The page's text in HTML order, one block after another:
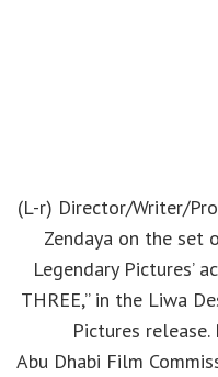
(L-r) Director/Writer/
Zendaya on the set
Legendary Pictures’
THREE,” in the Liwa
Pictures release.
Abu Dhabi Film